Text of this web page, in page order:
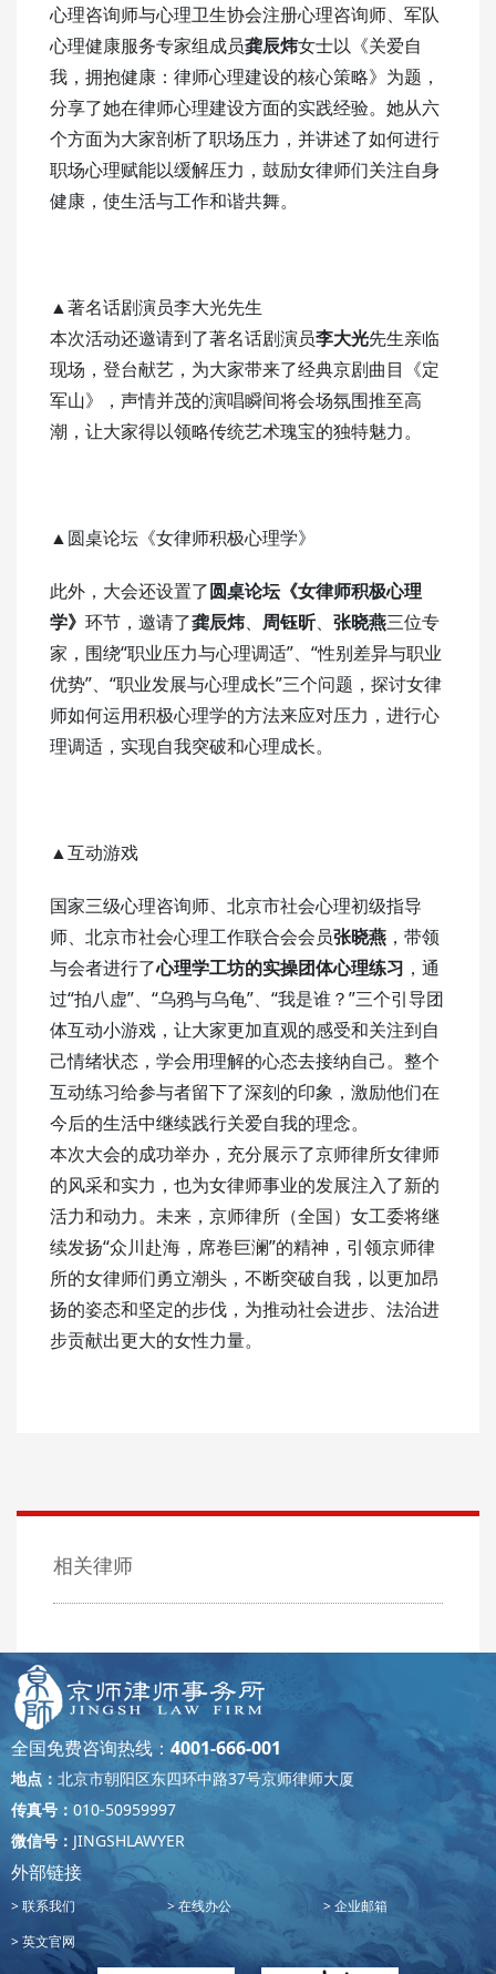
心理咨询师与心理卫生协会注册心理咨询师、军队
心理健康服务专家组成员龚辰炜女士以《关爱自
我，拥抱健康：律师心理建设的核心策略》为题，
分享了她在律师心理建设方面的实践经验。她从六
个方面为大家剖析了职场压力，并讲述了如何进行
职场心理赋能以缓解压力，鼓励女律师们关注自身
健康，使生活与工作和谐共舞。
▲著名话剧演员李大光先生
本次活动还邀请到了著名话剧演员李大光先生亲临
现场，登台献艺，为大家带来了经典京剧曲目《定
军山》，声情并茂的演唱瞬间将会场氛围推至高
潮，让大家得以领略传统艺术瑰宝的独特魅力。
▲圆桌论坛《女律师积极心理学》
此外，大会还设置了圆桌论坛《女律师积极心理
学》 环节，邀请了龚辰炜、 周钰昕、 张晓燕三位专
家，围绕“职业压力与心理调适”、“性别差异与职业
优势”、“职业发展与心理成长”三个问题，探讨女律
师如何运用积极心理学的方法来应对压力，进行心
理调适，实现自我突破和心理成长。
▲互动游戏
国家三级心理咨询师、北京市社会心理初级指导
师、北京市社会心理工作联合会会员张晓燕 ，带领
与会者进行了心理学工坊的实操团体心理练习 ，通
过“拍八虚”、“乌鸦与乌龟”、“我是谁？”三个引导团
体互动小游戏，让大家更加直观的感受和关注到自
己情绪状态，学会用理解的心态去接纳自己。整个
互动练习给参与者留下了深刻的印象，激励他们在
今后的生活中继续践行关爱自我的理念。
本次大会的成功举办，充分展示了京师律所女律师
的风采和实力，也为女律师事业的发展注入了新的
活力和动力。未来，京师律所（全国）女工委将继
续发扬“众川赴海，席卷巨澜”的精神，引领京师律
所的女律师们勇立潮头，不断突破自我，以更加昂
扬的姿态和坚定的步伐，为推动社会进步、法治进
步贡献出更大的女性力量。
相关律师
全国免费咨询热线： 4001-666-001
地点： 北京市朝阳区东四环中路37号京师律师大厦
传真号： 010-50959997
微信号： JINGSHLAWYER
外部链接
联系我们 在线办公
企业邮箱
英文官网